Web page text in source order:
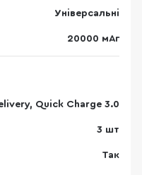
Універсальні
20000 мАг
Quick Charge 3.0
3 шт
Так